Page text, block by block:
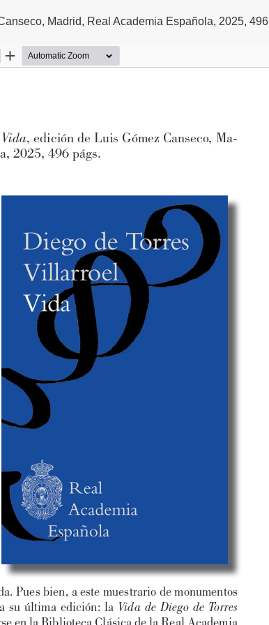
Madrid, Real Academia Española, 2025, 496